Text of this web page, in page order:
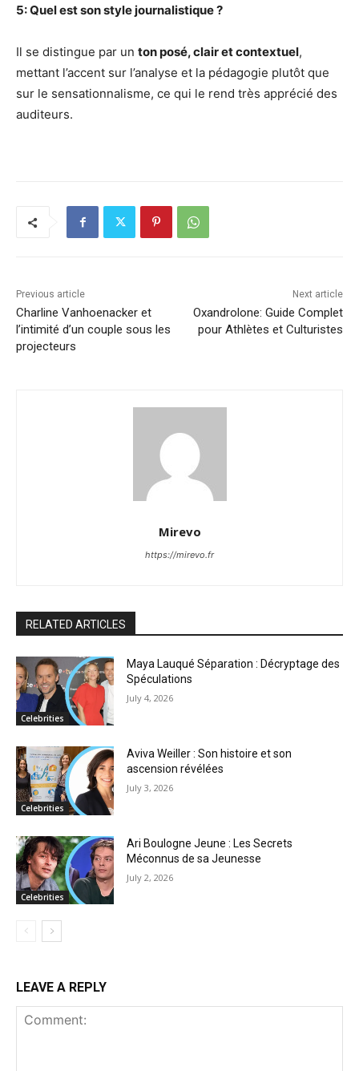
5: Quel est son style journalistique ?
Il se distingue par un ton posé, clair et contextuel,
mettant l’accent sur l’analyse et la pédagogie plutôt que
sur le sensationnalisme, ce qui le rend très apprécié des
auditeurs.
Previous article
Charline Vanhoenacker et
l’intimité d’un couple sous les
projecteurs
Next article
Oxandrolone: Guide Complet
pour Athlètes et Culturistes
Mirevo
https://mirevo.fr
RELATED ARTICLES
Celebrities
Maya Lauqué Séparation : Décryptage des
Spéculations
July 4, 2026
Celebrities
Aviva Weiller : Son histoire et son
ascension révélées
July 3, 2026
Celebrities
Ari Boulogne Jeune : Les Secrets
Méconnus de sa Jeunesse
July 2, 2026
LEAVE A REPLY